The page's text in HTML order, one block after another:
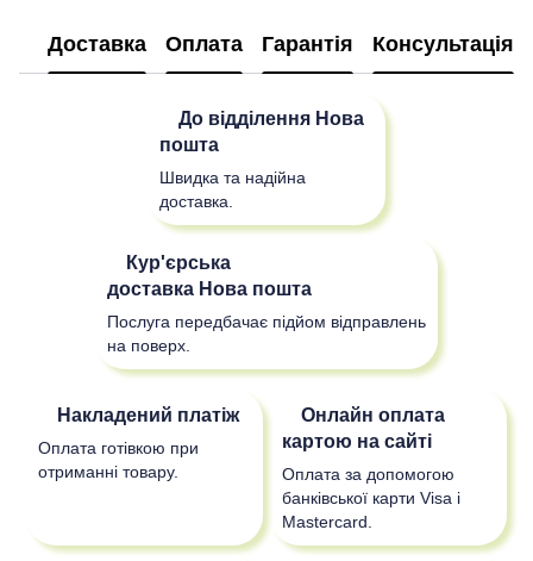
Доставка Оплата Гарантія Консультація
До відділення Нова
пошта
Швидка та надійна
доставка.
Кур'єрська
доставка Нова пошта
Послуга передбачає підйом відправлень
на поверх.
Накладений платіж
Оплата готівкою при
отриманні товару.
Онлайн оплата
картою на сайті
Оплата за допомогою
банківської карти Visa і
Mastercard.